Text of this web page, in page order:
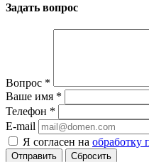
Задать вопрос
Вопрос *
Ваше имя *
Телефон *
E-mail
Я согласен на обработку
Сбросить